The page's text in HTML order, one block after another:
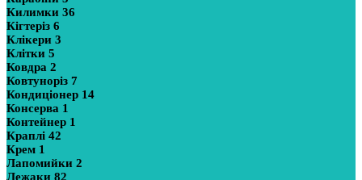
Килимки 36
Кігтеріз 6
Клікери 3
Клітки 5
Ковдра 2
Ковтуноріз 7
Кондиціонер 14
Консерва 1
Контейнер 1
Краплі 42
Крем 1
Лапомийки 2
Лежаки 82